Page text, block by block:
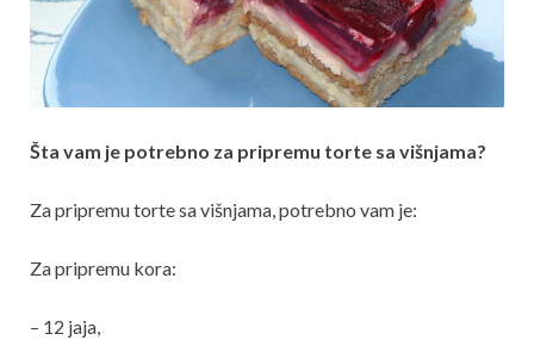
Šta vam je potrebno za pripremu torte sa višnjama?
Za pripremu torte sa višnjama, potrebno vam je:
Za pripremu kora:
– 12 jaja,